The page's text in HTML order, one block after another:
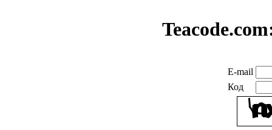
E-mail
Код